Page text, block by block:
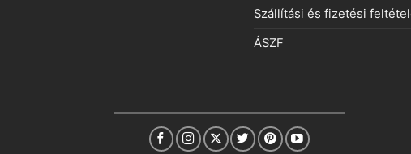
Szállítási és fizetési
ÁSZF